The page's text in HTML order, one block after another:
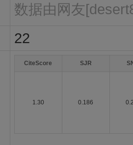
数据由网友
22
CiteScore SJR
1.30 0.186